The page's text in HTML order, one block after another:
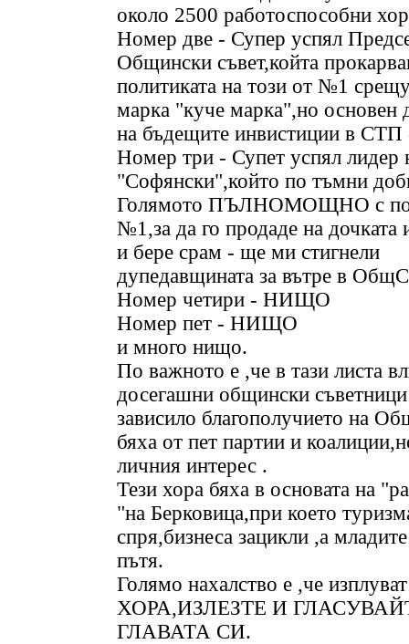
около 2500 работоспособни
Номер две - Супер успял
Общински съвет,койта
политиката на този от №1
марка "куче марка",но основен
на бъдещите инвистиции в СТП
Номер три - Супет успял лидер
"Софянски",който по тъмни
Голямото ПЪЛНОМОЩНО с
№1,за да го продаде на дочката
и бере срам - ще ми стигнели
дупедавщината за вътре в
Номер четири - НИЩО
Номер пет - НИЩО
и много нищо.
По важното е ,че в тази листа
досегашни общински
зависило благополучието на
бяха от пет партии и
личния интерес .
Тези хора бяха в основата на
"на Берковица,при което
спря,бизнеса зацикли ,а
пътя.
Голямо нахалство е ,че
ХОРА,ИЗЛЕЗТЕ И
ГЛАВАТА СИ.